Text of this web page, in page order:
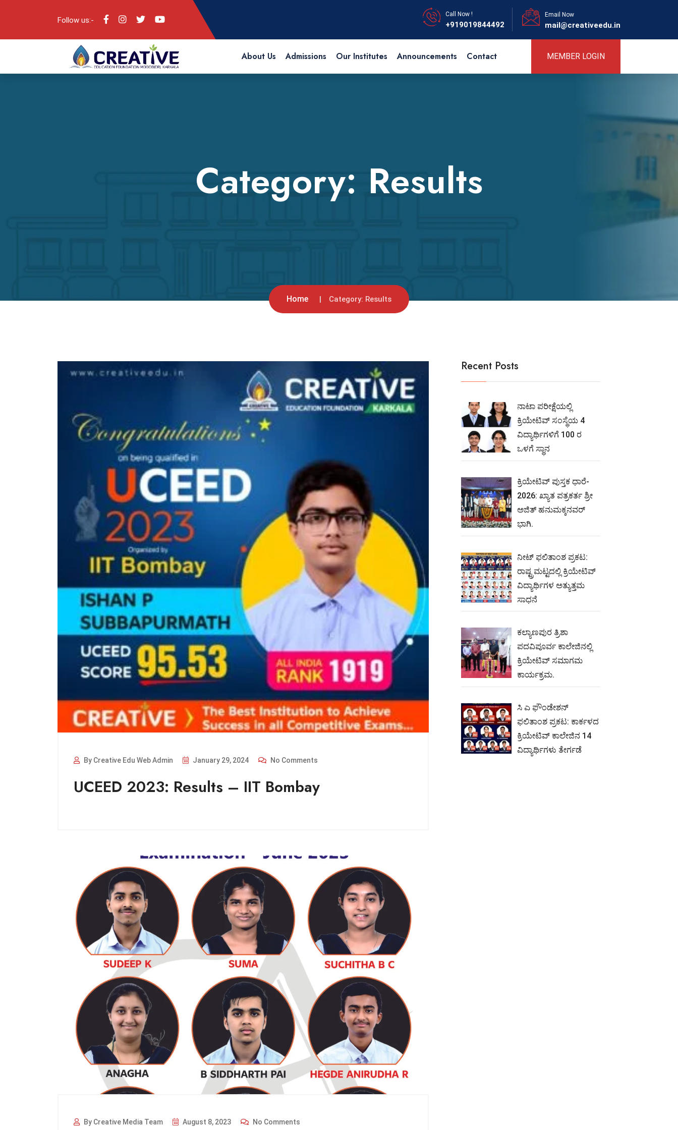
Follow us:-
Call Now !
+919019844492
Email Now
mail@creativeedu.in
About Us Admissions Our Institutes Announcements Contact MEMBER LOGIN
Category: Results
Home Category: Results
By Creative Edu Web Admin January 29, 2024 No Comments
UCEED 2023: Results – IIT Bombay
By Creative Media Team August 8, 2023 No Comments
Recent Posts
ನಾಟಾ ಪರೀಕ್ಷೆಯಲ್ಲಿ
ಕ್ರಿಯೇಟಿವ್ ಸಂಸ್ಥೆಯ 4
ವಿದ್ಯಾರ್ಥಿಗಳಿಗೆ 100 ರ
ಒಳಗೆ ಸ್ಥಾನ
ಕ್ರಿಯೇಟಿವ್ ಪುಸ್ತಕ ಧಾರೆ-
2026: ಖ್ಯಾತ ಪತ್ರಕರ್ತ ಶ್ರೀ
ಅಜಿತ್ ಹನುಮಕ್ಕನವರ್
ಭಾಗಿ.
ನೀಟ್‌ ಫಲಿತಾಂಶ ಪ್ರಕಟ:
ರಾಷ್ಟ್ರಮಟ್ಟದಲ್ಲಿ ಕ್ರಿಯೇಟಿವ್‌
ವಿದ್ಯಾರ್ಥಿಗಳ ಅತ್ಯುತ್ತಮ
ಸಾಧನೆ
ಕಲ್ಯಾಣಪುರ ತ್ರಿಶಾ
ಪದವಿಪೂರ್ವ ಕಾಲೇಜಿನಲ್ಲಿ
ಕ್ರಿಯೇಟಿವ್ ಸಮಾಗಮ
ಕಾರ್ಯಕ್ರಮ.
ಸಿ ಎ ಫೌಂಡೇಶನ್
ಫಲಿತಾಂಶ ಪ್ರಕಟ: ಕಾರ್ಕಳದ
ಕ್ರಿಯೇಟಿವ್ ಕಾಲೇಜಿನ 14
ವಿದ್ಯಾರ್ಥಿಗಳು ತೇರ್ಗಡೆ